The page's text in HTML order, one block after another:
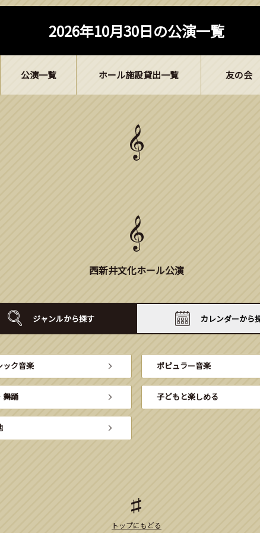
2026年10月30日の公演一覧
公演一覧 ホール施設貸出一覧 友の会
西新井文化ホール公演
ジャンルから探す カレンダーから
ック音楽 ポピュラー音楽
舞踊 子どもと楽しめる
トップにもどる